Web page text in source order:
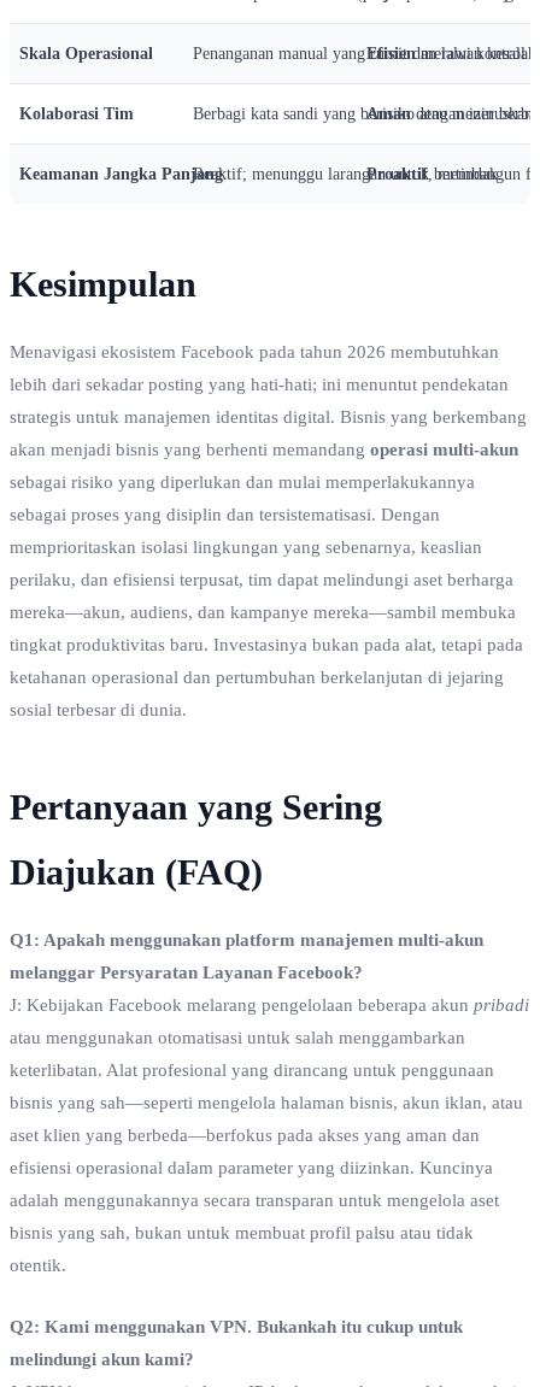
Skala Operasional Penanganan manual yang rumit dan rawan
Efisienmelalui kontrol
Kolaborasi Tim Berbagi kata sandi yang berisiko atau meneruskan
Amandengan izin
Keamanan Jangka PanjangReaktif; menunggu larangan untuk bertindak.
Proaktif, membangun
Kesimpulan
Menavigasi ekosistem Facebook pada tahun 2026 membutuhkan
lebih dari sekadar posting yang hati-hati; ini menuntut pendekatan
strategis untuk manajemen identitas digital. Bisnis yang berkembang
akan menjadi bisnis yang berhenti memandang operasi multi-akun
sebagai risiko yang diperlukan dan mulai memperlakukannya
sebagai proses yang disiplin dan tersistematisasi. Dengan
memprioritaskan isolasi lingkungan yang sebenarnya, keaslian
perilaku, dan efisiensi terpusat, tim dapat melindungi aset berharga
mereka—akun, audiens, dan kampanye mereka—sambil membuka
tingkat produktivitas baru. Investasinya bukan pada alat, tetapi pada
ketahanan operasional dan pertumbuhan berkelanjutan di jejaring
sosial terbesar di dunia.
Pertanyaan yang Sering
Diajukan (FAQ)
Q1: Apakah menggunakan platform manajemen multi-akun
melanggar Persyaratan Layanan Facebook?
J: Kebijakan Facebook melarang pengelolaan beberapa akun pribadi
atau menggunakan otomatisasi untuk salah menggambarkan
keterlibatan. Alat profesional yang dirancang untuk penggunaan
bisnis yang sah—seperti mengelola halaman bisnis, akun iklan, atau
aset klien yang berbeda—berfokus pada akses yang aman dan
efisiensi operasional dalam parameter yang diizinkan. Kuncinya
adalah menggunakannya secara transparan untuk mengelola aset
bisnis yang sah, bukan untuk membuat profil palsu atau tidak
otentik.
Q2: Kami menggunakan VPN. Bukankah itu cukup untuk
melindungi akun kami?